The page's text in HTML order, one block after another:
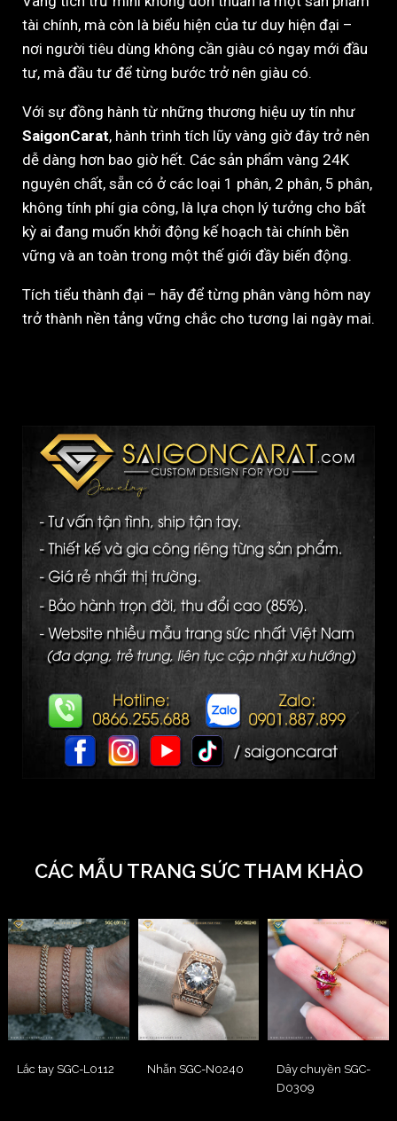
tài chính, mà còn là biểu hiện của tư duy hiện đại –
nơi người tiêu dùng không cần giàu có ngay mới đầu
tư, mà đầu tư để từng bước trở nên giàu có.
Với sự đồng hành từ những thương hiệu uy tín như
SaigonCarat, hành trình tích lũy vàng giờ đây trở nên
dễ dàng hơn bao giờ hết. Các sản phẩm vàng 24K
nguyên chất, sẵn có ở các loại 1 phân, 2 phân, 5 phân,
không tính phí gia công, là lựa chọn lý tưởng cho bất
kỳ ai đang muốn khởi động kế hoạch tài chính bền
vững và an toàn trong một thế giới đầy biến động.
Tích tiểu thành đại – hãy để từng phân vàng hôm nay
trở thành nền tảng vững chắc cho tương lai ngày mai.
CÁC MẪU TRANG SỨC THAM KHẢO
Lắc tay SGC-L0112 Nhẫn SGC-N0240
Dây chuyền SGC-
D0309